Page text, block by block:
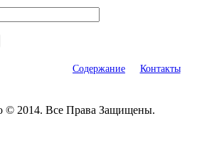
Содержание Контакты
© 2014. Все Права Защищены.